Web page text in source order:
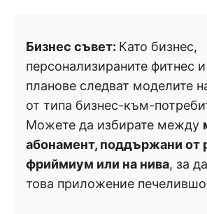
Бизнес съвет: Като бизнес,
персонализираните фитнес
планове следват моделите
от типа бизнес-към-
Можете да избирате между
абонамент, поддържани от
фриймиум или на нива, за
това приложение